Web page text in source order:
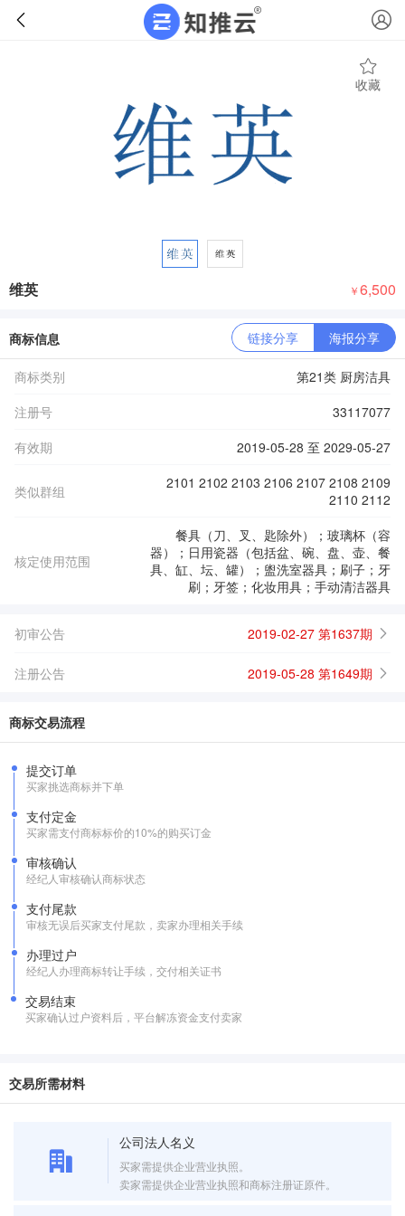
收藏
维英 ￥6,500
商标信息 链接分享 海报分享
商标类别
第21类 厨房洁具
注册号
33117077
有效期
2019-05-28 至 2029-05-27
类似群组
2101 2102 2103 2106 2107 2108 2109
2110 2112
核定使用范围
餐具（刀、叉、匙除外）；玻璃杯（容
器）；日用瓷器（包括盆、碗、盘、壶、餐
具、缸、坛、罐）；盥洗室器具；刷子；牙
刷；牙签；化妆用具；手动清洁器具
初审公告 2019-02-27 第1637期
注册公告 2019-05-28 第1649期
商标交易流程
提交订单
买家挑选商标并下单
支付定金
买家需支付商标标价的10%的购买订金
审核确认
经纪人审核确认商标状态
支付尾款
审核无误后买家支付尾款，卖家办理相关手续
办理过户
经纪人办理商标转让手续，交付相关证书
交易结束
买家确认过户资料后，平台解冻资金支付卖家
交易所需材料
公司法人名义
买家需提供企业营业执照。
卖家需提供企业营业执照和商标注册证原件。